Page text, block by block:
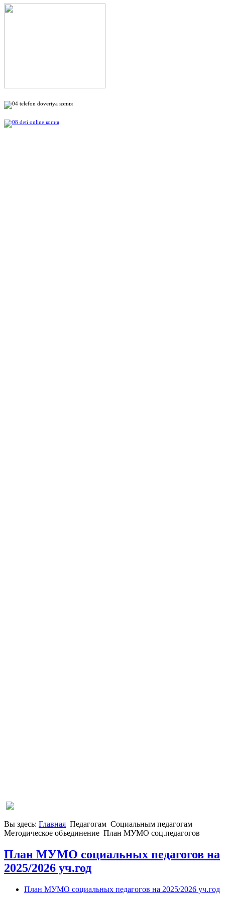
Вы здесь: Главная Педагогам Социальным педагогам
Методическое объединение План МУМО соц.педагогов
План МУМО социальных педагогов на
2025/2026 уч.год
План МУМО социальных педагогов на 2025/2026 уч.год